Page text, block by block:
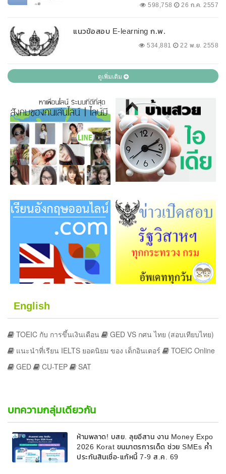
598,758 26 ก.ค. 2557
แนวข้อสอบ E-learning ก.พ.
534,881 22 พ.ย. 2558
ดูเพิ่มเติม
English
TOEIC กับ การขึ้นเงินเดือน
GED VS กศน ไทย (สอบเทียบไทย)
แนะนำที่เรียน IELTS ยอดนิยม ของ เด็กอินเตอร์
TOEIC Online
GED
CU-TEP SAT
บทความกลุ่มเดียวกัน
ห้ามพลาด! บสย. ลุยอีสาน งาน Money Expo
2026 Korat ขนมาตรการเด็ด ช่วย SMEs ค้ำ
ประกันสินเชื่อ-แก้หนี้ 7-9 ส.ค. 69